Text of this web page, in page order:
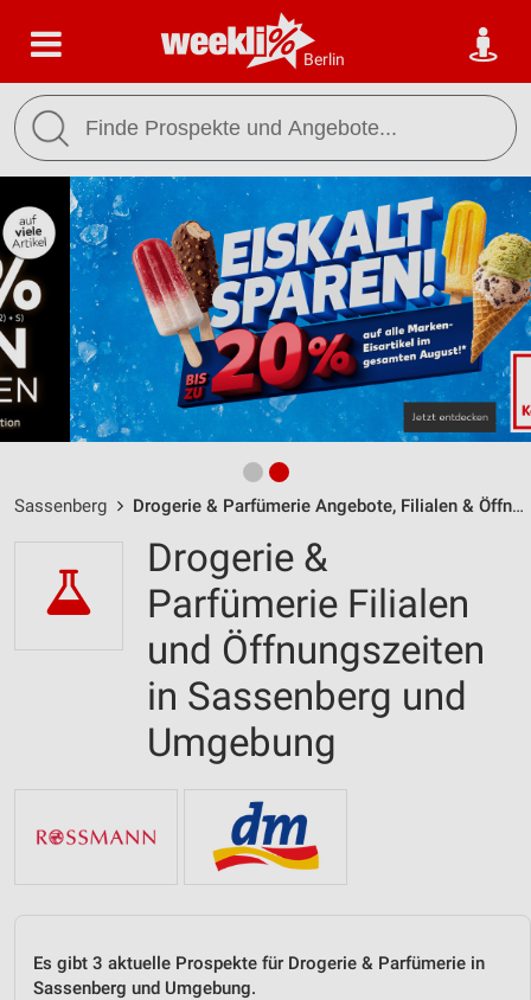
Berlin
Sassenberg Drogerie & Parfümerie Angebote, Filialen & Öffnungszeiten
Drogerie &
Parfümerie Filialen
und Öffnungszeiten
in Sassenberg und
Umgebung
Es gibt 3 aktuelle Prospekte für Drogerie & Parfümerie in
Sassenberg und Umgebung.